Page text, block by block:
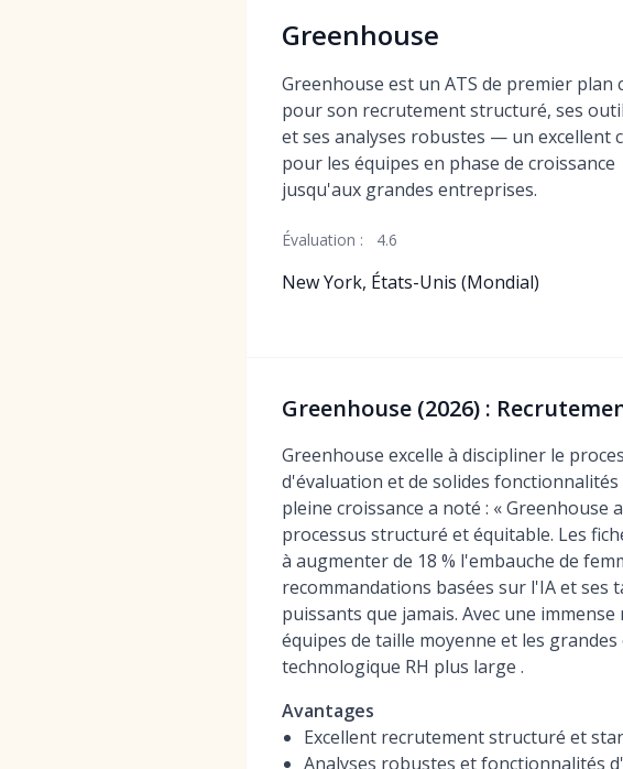
Greenhouse
Greenhouse est un ATS de premier plan
pour son recrutement structuré, ses
et ses analyses robustes — un excellent
pour les équipes en phase de croissance
jusqu'aux grandes entreprises.
Évaluation : 4.6
New York, États-Unis (Mondial)
Greenhouse (2026) :
Greenhouse excelle à discipliner le
d'évaluation et de solides
pleine croissance a noté : «
processus structuré et équitable. Les
à augmenter de 18 % l'embauche de
recommandations basées sur l'IA et ses
puissants que jamais. Avec une
équipes de taille moyenne et les
technologique RH plus large .
Avantages
Excellent recrutement structuré et
Analyses robustes et fonctionnalités